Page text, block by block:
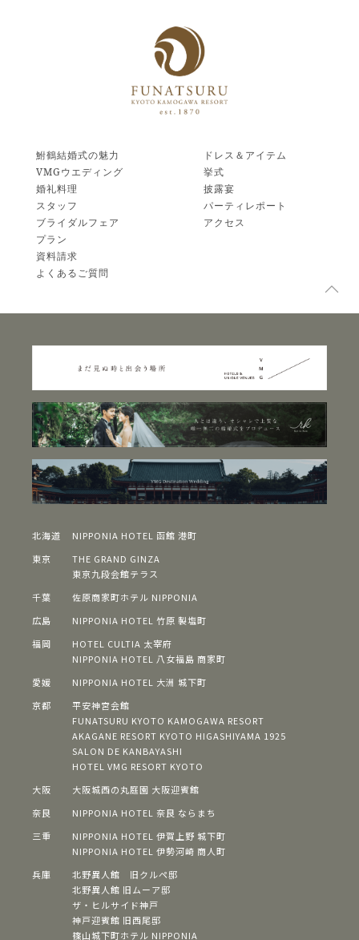
鮒鶴結婚式の魅力
VMGウエディング
婚礼料理
スタッフ
ドレス＆アイテム
挙式
披露宴
パーティレポート
ブライダルフェア
プラン
資料請求
よくあるご質問
アクセス
北海道
NIPPONIA HOTEL 函館 港町
東京
THE GRAND GINZA
東京九段会館テラス
千葉
佐原商家町ホテル NIPPONIA
広島
NIPPONIA HOTEL 竹原 製塩町
福岡
HOTEL CULTIA 太宰府
NIPPONIA HOTEL 八女福島 商家町
愛媛
NIPPONIA HOTEL 大洲 城下町
京都
平安神宮会館
FUNATSURU KYOTO KAMOGAWA RESORT
AKAGANE RESORT KYOTO HIGASHIYAMA 1925
SALON DE KANBAYASHI
HOTEL VMG RESORT KYOTO
大阪
⼤阪城⻄の丸庭園 ⼤阪迎賓館
奈良
NIPPONIA HOTEL 奈良 ならまち
三重
NIPPONIA HOTEL 伊賀上野 城下町
NIPPONIA HOTEL 伊勢河崎 商人町
兵庫
北野異人館 旧クルペ邸
北野異人館 旧ムーア邸
ザ・ヒルサイド神⼾
神⼾迎賓館 旧⻄尾邸
篠⼭城下町ホテル NIPPONIA